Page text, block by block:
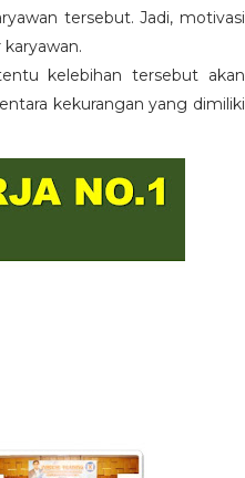
tersebut. Jadi, motivasi
kelebihan tersebut akan
kekurangan yang dimiliki